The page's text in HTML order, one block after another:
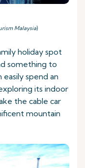
Malaysia)
holiday spot
something to
spend an
its indoor
the cable car
mountain